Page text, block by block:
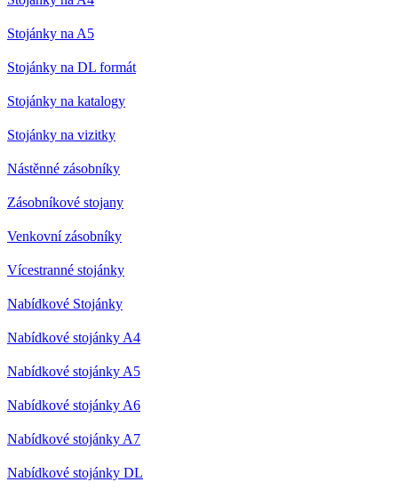
Stojánky na A5
Stojánky na DL formát
Stojánky na katalogy
Stojánky na vizitky
Nástěnné zásobníky
Zásobníkové stojany
Venkovní zásobníky
Vícestranné stojánky
Nabídkové Stojánky
Nabídkové stojánky A4
Nabídkové stojánky A5
Nabídkové stojánky A6
Nabídkové stojánky A7
Nabídkové stojánky DL